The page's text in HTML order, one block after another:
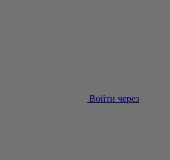
Войти через